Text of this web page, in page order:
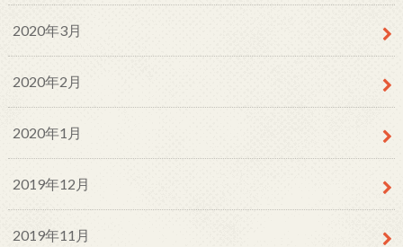
2020年3月
2020年2月
2020年1月
2019年12月
2019年11月